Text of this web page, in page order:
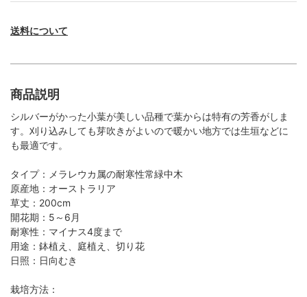
送料について
商品説明
シルバーがかった小葉が美しい品種で葉からは特有の芳香がしま
す。刈り込みしても芽吹きがよいので暖かい地方では生垣などに
も最適です。
タイプ：メラレウカ属の耐寒性常緑中木
原産地：オーストラリア
草丈：200cm
開花期：5～6月
耐寒性：マイナス4度まで
用途：鉢植え、庭植え、切り花
日照：日向むき
栽培方法：